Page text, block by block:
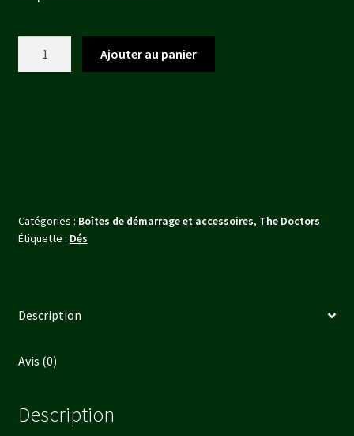
12,00 €.10,80 €.
Ajouter au panier
Catégories : Boîtes de démarrage et accessoires, The Doctors
Étiquette : Dés
Description
Avis (0)
Description